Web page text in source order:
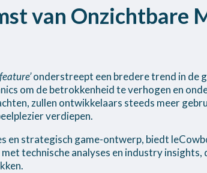
van Onzichtbare
onderstreept een bredere trend in de
om de betrokkenheid te verhogen en
zullen ontwikkelaars steeds meer
verdiepen.
en strategisch game-ontwerp, biedt
technische analyses en industry